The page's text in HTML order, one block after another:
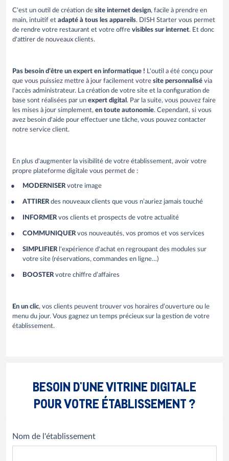
C'est un outil de création de site internet design, facile à prendre en
main, intuitif et adapté à tous les appareils. DISH Starter vous permet
de rendre votre restaurant et votre offre visibles sur internet. Et donc
d'attirer de nouveaux clients.
Pas besoin d’être un expert en informatique ! L'outil a été conçu pour
que vous puissiez mettre à jour facilement votre site personnalisé via
l'accès administrateur. La création de votre site et la configuration de
base sont réalisées par un expert digital . Par la suite, vous pouvez faire
les mises à jour simplement, en toute autonomie. Cependant, si vous
avez besoin d'aide pour effectuer une tâche, vous pouvez contacter
notre service client.
En plus d'augmenter la visibilité de votre établissement, avoir votre
propre plateforme digitale vous permet de :
MODERNISER votre image
ATTIRER des nouveaux clients que vous n’auriez jamais touché
INFORMER vos clients et prospects de votre actualité
COMMUNIQUER vos nouveautés, vos promos et vos services
SIMPLIFIER l'expérience d'achat en regroupant des modules sur
votre site (réservations, commandes en ligne…)
BOOSTER votre chiffre d’affaires
En un clic, vos clients peuvent trouver vos horaires d’ouverture ou le
menu du jour. Vous gagnez un temps précieux sur la gestion de votre
établissement.
BESOIN D'UNE VITRINE DIGITALE
POUR VOTRE ÉTABLISSEMENT ?
Nom de l'établissement